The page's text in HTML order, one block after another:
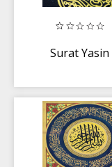
Surat Yasin